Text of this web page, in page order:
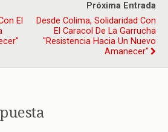
El
Próxima Entrada
Desde Colima, Solidaridad Con
El Caracol De La Garrucha
"Resistencia Hacia Un Nuevo
Amanecer"